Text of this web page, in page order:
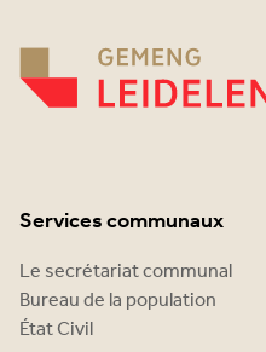
Services communaux
Le secrétariat communal
Bureau de la population
État Civil